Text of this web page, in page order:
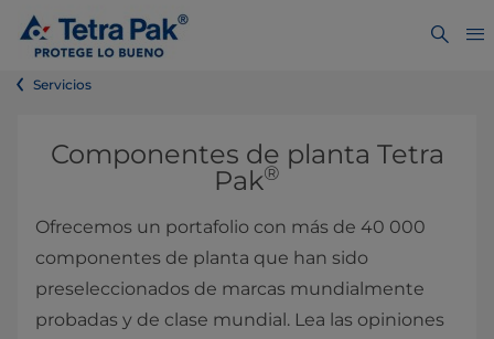
Servicios
Componentes de planta Tetra
Pak®
Ofrecemos un portafolio con más de 40 000
componentes de planta que han sido
preseleccionados de marcas mundialmente
probadas y de clase mundial. Lea las opiniones